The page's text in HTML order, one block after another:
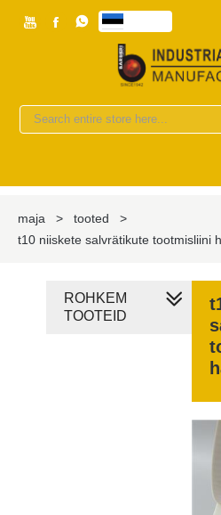
  
maja > tooted
>
t10 niiskete salvrätikute tootmisliini
ROHKEM
TOOTEID